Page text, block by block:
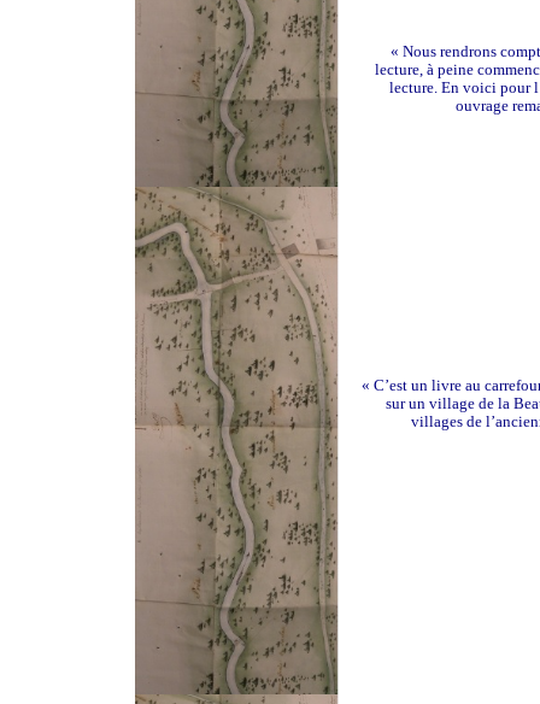
« Nous rendrons
lecture, à peine
lecture. En voici pour
ouvrage
« C’est un livre au
sur un village de la
villages de